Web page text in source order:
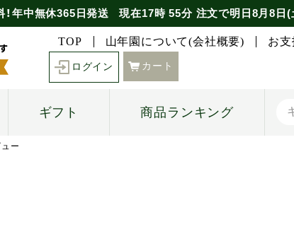
！年中無休365日発送 現在17時 55分注文で明日8月8日(
TOP 山年園について(会社概要) お
ログイン カート
ギフト 商品ランキング
ー